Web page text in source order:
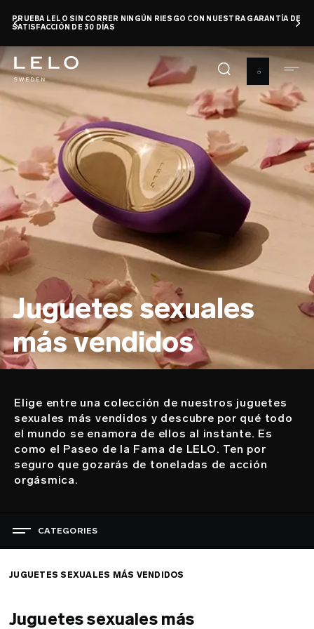
contenido
principal
PRUEBA LELO SIN CORRER NINGÚN RIESGO CON NUESTRA GARANTÍA DE
SATISFACCIÓN DE 30 DÍAS
Juguetes sexuales
más vendidos
Descripción
Elige entre una colección de nuestros juguetes
sexuales más vendidos y descubre por qué todo
el mundo se enamora de ellos al instante. Es
como el Paseo de la Fama de LELO. Ten por
seguro que gozarás de toneladas de acción
orgásmica.
CATEGORIES
JUGUETES SEXUALES MÁS VENDIDOS
JUGUETES SEXUALES PARA HOMBRES
JUGUETES SEXUALES MÁS VENDIDOS
Juguetes sexuales más